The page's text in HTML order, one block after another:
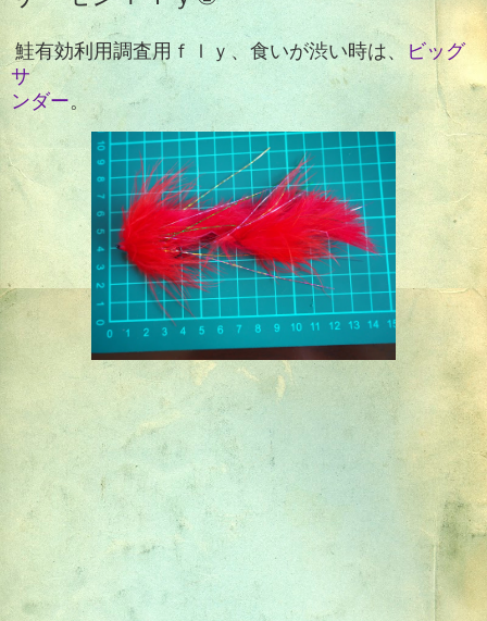
鮭有効利用調査用ｆｌｙ、食いが渋い時は、 ビッグ
サ
ンダー。